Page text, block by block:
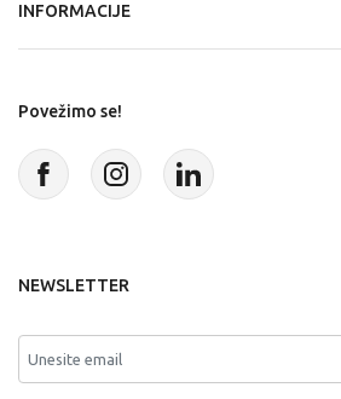
INFORMACIJE
Povežimo se!
NEWSLETTER